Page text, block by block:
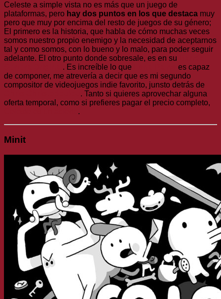
Celeste a simple vista no es más que un juego de
plataformas, pero hay dos puntos en los que destaca muy
pero que muy por encima del resto de juegos de su género;
El primero es la historia, que habla de cómo muchas veces
somos nuestro propio enemigo y la necesidad de aceptarnos
tal y como somos, con lo bueno y lo malo, para poder seguir
adelante. El otro punto donde sobresale, es en su
. Es increíble lo que
es capaz
de componer, me atrevería a decir que es mi segundo
compositor de videojuegos indie favorito, junsto detrás de
. Tanto si quieres aprovechar alguna
oferta temporal, como si prefieres pagar el precio completo,
.
Minit